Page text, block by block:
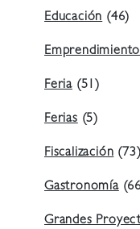
Educación (46)
Emprendimiento
Feria (51)
Ferias (5)
Fiscalización (73)
Gastronomía
Grandes